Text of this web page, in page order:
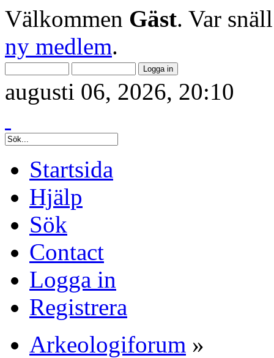
Välkommen Gäst. Var
ny medlem.
augusti 06, 2026, 20:10
Startsida
Hjälp
Sök
Contact
Logga in
Registrera
Arkeologiforum »